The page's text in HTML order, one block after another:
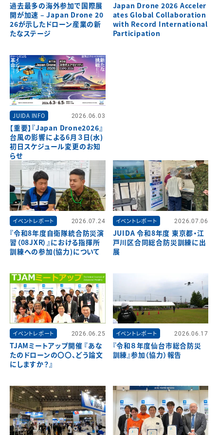
過去最多の海外参加で国際展
開が加速 – Japan Drone 20
26が示したドローン産業の新
たなステージ
Japan Drone 2026 Acceler
ates Global Collaboration
with Record International
Participation
JUIDA INFO 2026.06.03
【重要】『Japan Drone2026』
台風の影響による6月３日(水)
初日スケジュール変更のお知
らせ
イベントレポート 2026.07.24
『令和8年度自衛隊統合防災演
習（08JXR）』における指揮所
訓練への参加(協力)について
イベントレポート 2026.07.06
JUIDA 令和8年度 東京都・江
戸川区合同総合防災訓練に出
展
イベントレポート 2026.06.25
TJAMミートアップ開催 『あな
たのドローンの〇〇、どう論文
にしますか？』
イベントレポート 2026.06.17
『令和８年度仙台市総合防災
訓練』参加（協力）報告